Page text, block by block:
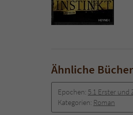
Ähnliche
Epochen: 5.1 Erster und
Kategorien: Roman